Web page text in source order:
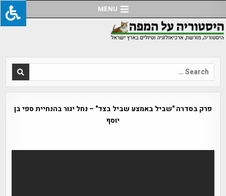
to
content
MENU
Search
for:
פרק בסדרה "שביל באמצע שביל בצד" – נחל יגור בהנחיית ספי בן
יוסף